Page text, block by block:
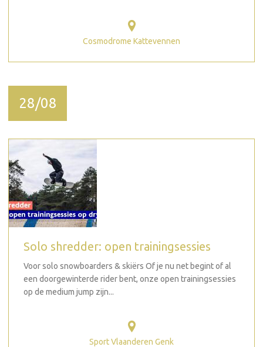
Cosmodrome Kattevennen
28/08
Solo shredder: open trainingsessies
Voor solo snowboarders & skiërs Of je nu net begint of al
een doorgewinterde rider bent, onze open trainingsessies
op de medium jump zijn...
Sport Vlaanderen Genk